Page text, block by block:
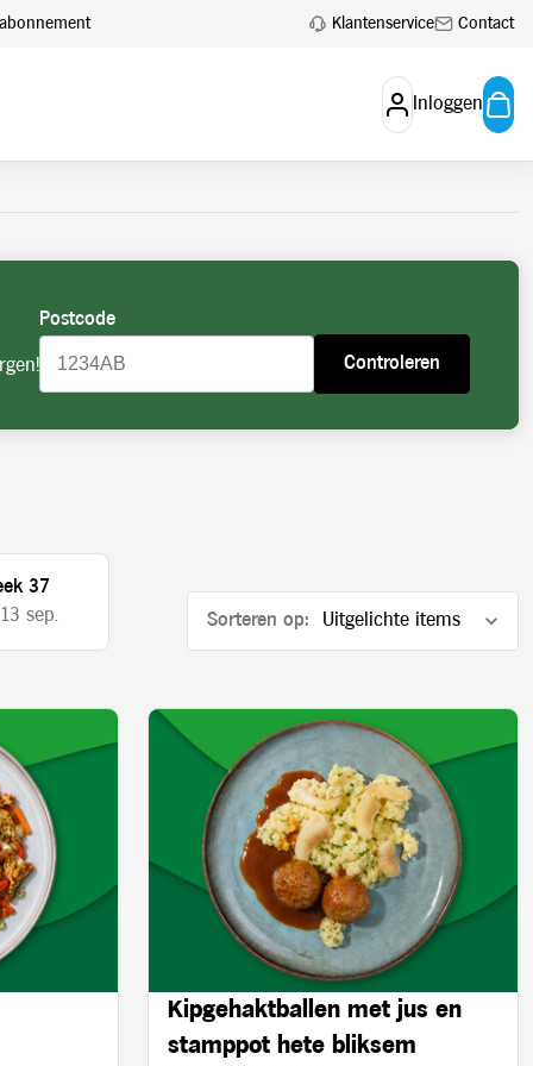
Klantenservice Contact
Inloggen
aan. Account aanvragen
Postcode
Controleren
37
sep.
Sorteren op:
Kipgehaktballen met jus en
stamppot hete bliksem